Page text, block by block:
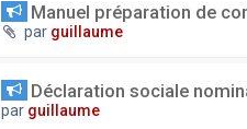
Manuel préparation de
par guillaume
Déclaration sociale
par guillaume